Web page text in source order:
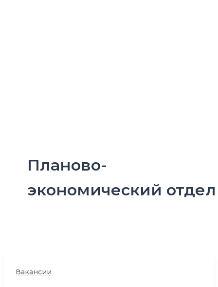
Планово-
экономический отдел
Вакансии